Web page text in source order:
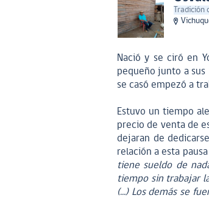
Tradición
Nació y se ciró en
pequeño junto a
se casó empezó a
Estuvo un tiempo
precio de venta de
dejaran de
relación a esta
tiene sueldo de
tiempo sin trabajar
(…) Los demás se